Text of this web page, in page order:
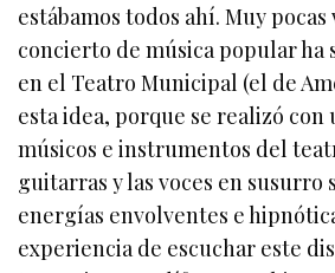
estábamos todos ahí. Muy pocas
concierto de música popular ha
en el Teatro Municipal (el de
esta idea, porque se realizó
músicos e instrumentos del
guitarras y las voces en susurro
energías envolventes e
experiencia de escuchar este